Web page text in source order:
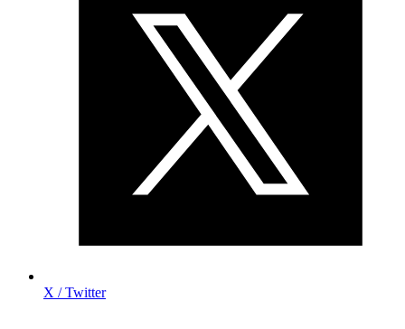
X / Twitter